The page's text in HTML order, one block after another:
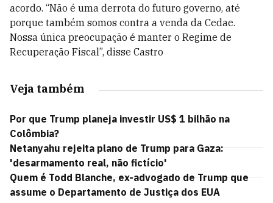
acordo. “Não é uma derrota do futuro governo, até
porque também somos contra a venda da Cedae.
Nossa única preocupação é manter o Regime de
Recuperação Fiscal”, disse Castro
Veja também
Por que Trump planeja investir US$ 1 bilhão na
Colômbia?
Netanyahu rejeita plano de Trump para Gaza:
'desarmamento real, não fictício'
Quem é Todd Blanche, ex-advogado de Trump que
assume o Departamento de Justiça dos EUA